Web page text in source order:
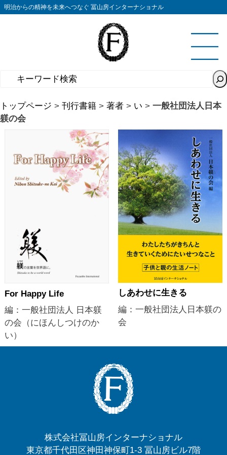
コ
テ
ン
ツ
ッ
明治からの精神を未来へつなぐ 冨山房インターナショナル
トップページ > 刊行書籍 > 著者 > い > 一般社団法人日本
躾の会
For Happy Life
編：一般社団法人 日本躾
の会（にほんしつけのか
い）
しあわせに生きる
編：一般社団法人日本躾の
会
株式会社冨山房インターナショナル
東京都千代田区神田神保町1-3 冨山房ビル7階